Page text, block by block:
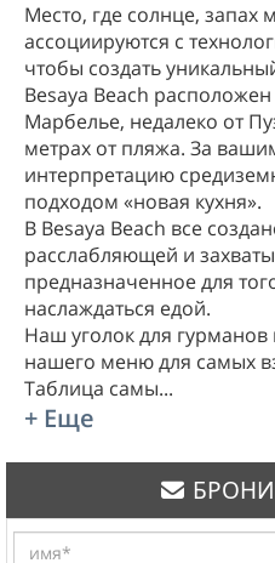
Место, где солнце, запах
ассоциируются с
чтобы создать
Besaya Beach
Марбелье, недалеко от
метрах от пляжа. За
интерпретацию
подходом «новая кухня».
В Besaya Beach все
расслабляющей и
предназначенное для
наслаждаться едой.
Наш уголок для гурманов
нашего меню для самых
Таблица самы...
+ Еще